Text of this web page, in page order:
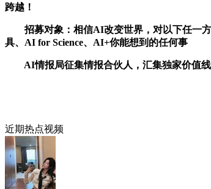
跨越！
招募对象：相信AI改变世界，对以下任一方
具、AI for Science、AI+你能想到的任何事
AI情报局征集情报合伙人，汇集独家价值线
近期热点视频